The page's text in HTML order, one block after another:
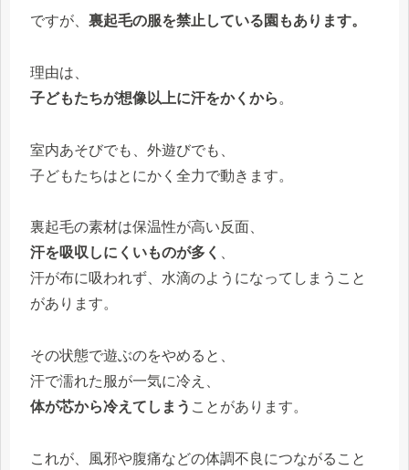
ですが、 裏起毛の服を禁止している園もあります。
理由は、
子どもたちが想像以上に汗をかくから 。
室内あそびでも、外遊びでも、
子どもたちはとにかく全力で動きます。
裏起毛の素材は保温性が高い反面、
汗を吸収しにくいものが多く
汗が布に吸われず、水滴のようになってしまうこと
があります。
その状態で遊ぶのをやめると、
汗で濡れた服が一気に冷え、
体が芯から冷えてしまう ことがあります。
これが、風邪や腹痛などの体調不良につながること